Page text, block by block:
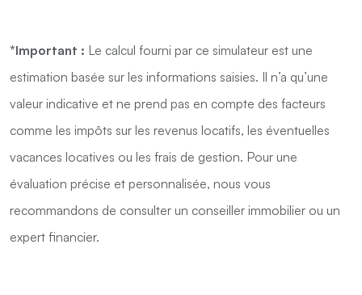
*Important : Le calcul fourni par ce simulateur est une
estimation basée sur les informations saisies. Il n’a qu’une
valeur indicative et ne prend pas en compte des facteurs
comme les impôts sur les revenus locatifs, les éventuelles
vacances locatives ou les frais de gestion. Pour une
évaluation précise et personnalisée, nous vous
recommandons de consulter un conseiller immobilier ou un
expert financier.